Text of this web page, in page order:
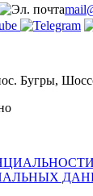
Бугры,